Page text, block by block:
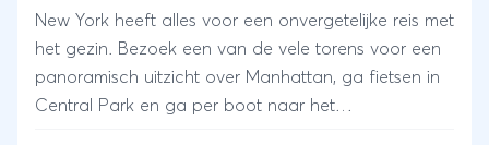
New York heeft alles voor een onvergetelijke reis met
het gezin. Bezoek een van de vele torens voor een
panoramisch uitzicht over Manhattan, ga fietsen in
Central Park en ga per boot naar het